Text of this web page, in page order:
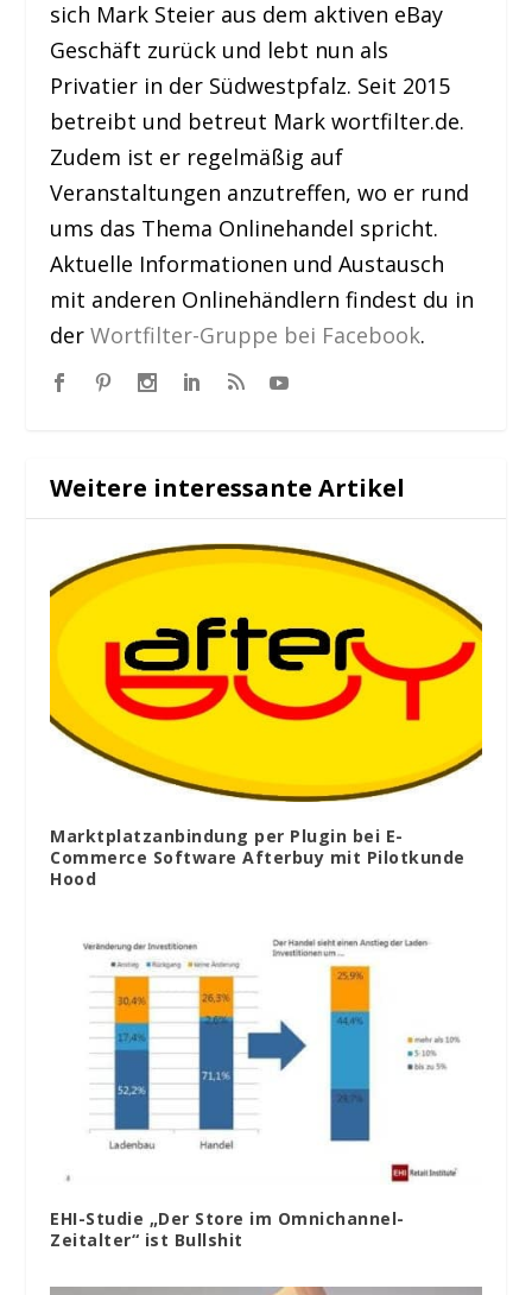
sich Mark Steier aus dem aktiven eBay
Geschäft zurück und lebt nun als
Privatier in der Südwestpfalz. Seit 2015
betreibt und betreut Mark wortfilter.de.
Zudem ist er regelmäßig auf
Veranstaltungen anzutreffen, wo er rund
ums das Thema Onlinehandel spricht.
Aktuelle Informationen und Austausch
mit anderen Onlinehändlern findest du in
derWortfilter-Gruppe bei Facebook.
Weitere interessante Artikel
Marktplatzanbindung per Plugin bei E-
Commerce Software Afterbuy mit Pilotkunde
Hood
EHI-Studie „Der Store im Omnichannel-
Zeitalter“ ist Bullshit